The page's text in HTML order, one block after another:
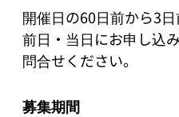
開催日の60日前から3日
前日・当日にお申し込
問合せください。
募集期間